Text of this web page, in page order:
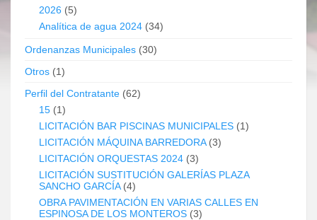
2026 (5)
Analítica de agua 2024 (34)
Ordenanzas Municipales (30)
Otros (1)
Perfil del Contratante (62)
15 (1)
LICITACIÓN BAR PISCINAS MUNICIPALES (1)
LICITACIÓN MÁQUINA BARREDORA(3)
LICITACIÓN ORQUESTAS 2024 (3)
LICITACIÓN SUSTITUCIÓN GALERÍAS PLAZA
SANCHO GARCÍA(4)
OBRA PAVIMENTACIÓN EN VARIAS CALLES EN
ESPINOSA DE LOS MONTEROS (3)